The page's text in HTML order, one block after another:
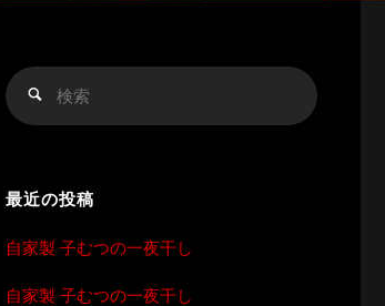
検
最近の投稿
自家製 子むつの一夜干し
自家製 子むつの一夜干し